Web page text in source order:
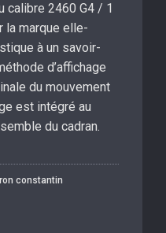
calibre 2460 G4 / 1
la marque elle-
à un savoir-
d’affichage
du mouvement
est intégré au
du cadran.
constantin